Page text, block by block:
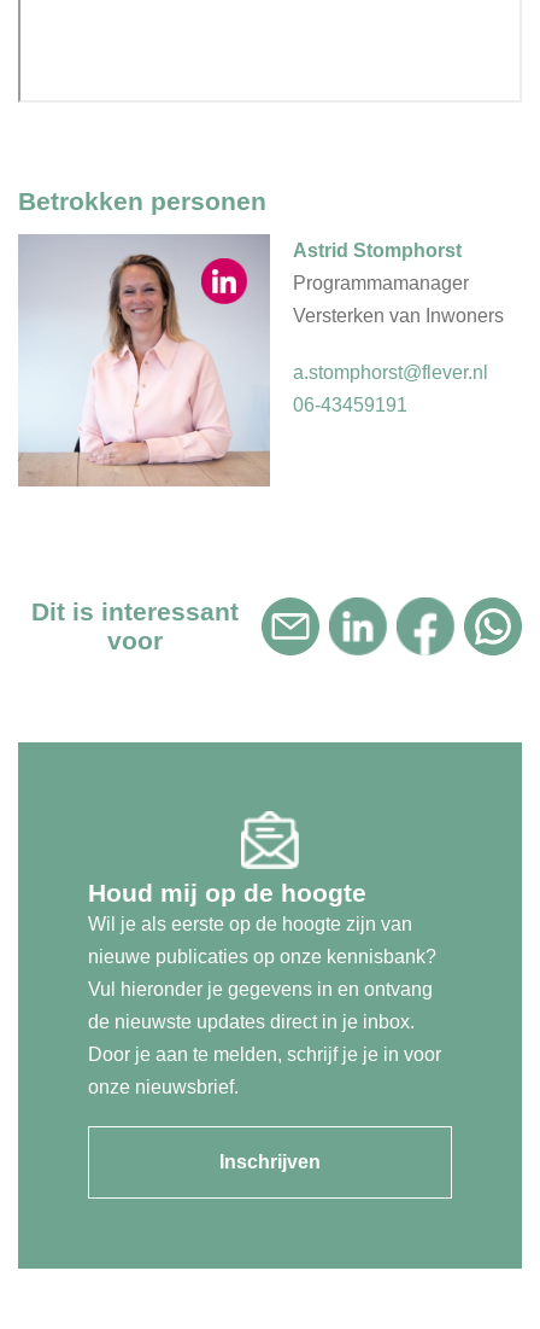
Betrokken personen
Astrid Stomphorst
Programmamanager
Versterken van Inwoners
a.stomphorst@flever.nl
06-43459191
Dit is interessant
voor
Houd mij op de hoogte
Wil je als eerste op de hoogte zijn van
nieuwe publicaties op onze kennisbank?
Vul hieronder je gegevens in en ontvang
de nieuwste updates direct in je inbox.
Door je aan te melden, schrijf je je in voor
onze nieuwsbrief.
Inschrijven